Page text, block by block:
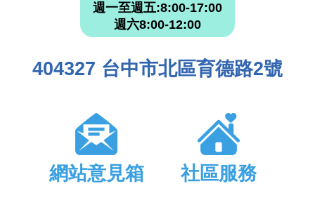
週一至週五:8:00-17:00
週六8:00-12:00
404327 台中市北區育德路2號
網站意見箱 社區服務